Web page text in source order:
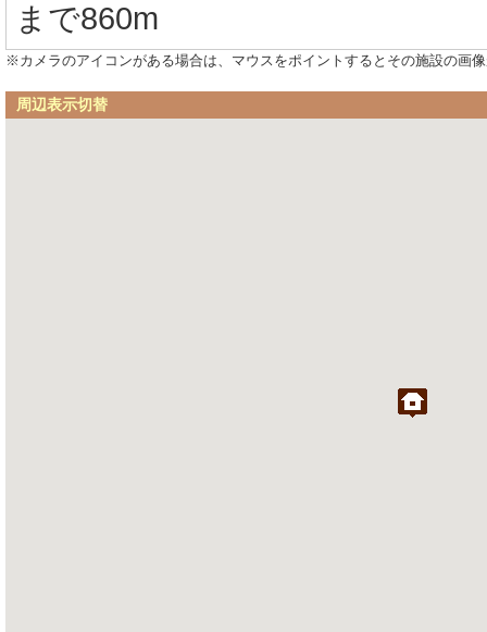
まで860m
※カメラのアイコンがある場合は、マウスをポイントするとその施設の画
周辺表示切替